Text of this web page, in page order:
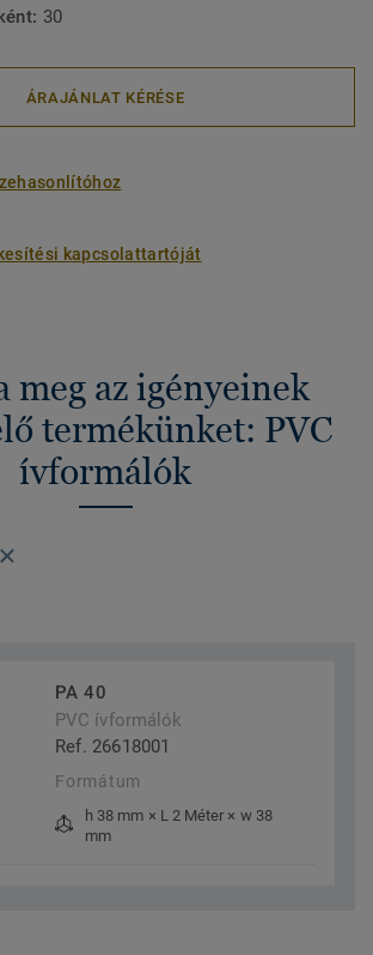
30
ÁRAJÁNLAT KÉRÉSE
kapcsolattartóját
meg az igényeinek
termékünket: PVC
ívformálók
PA 40
PVC ívformálók
Ref. 26618001
Formátum
h 38 mm × L 2 Méter × w 38
mm